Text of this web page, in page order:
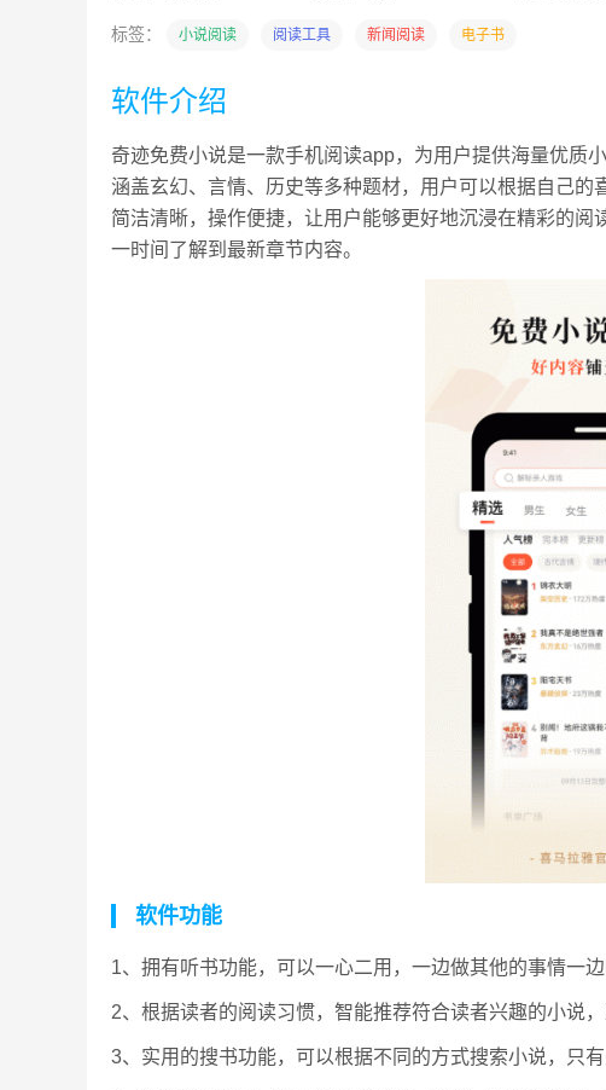
标签： 小说阅读 阅读工具 新闻阅读 电子书
软件介绍
奇迹免费小说是一款手机阅读app，为用户提供海量优质
涵盖玄幻、言情、历史等多种题材，用户可以根据自己
简洁清晰，操作便捷，让用户能够更好地沉浸在精彩的
一时间了解到最新章节内容。
软件功能
1、拥有听书功能，可以一心二用，一边做其他的事情一边
2、根据读者的阅读习惯，智能推荐符合读者兴趣的小说
3、实用的搜书功能，可以根据不同的方式搜索小说，只